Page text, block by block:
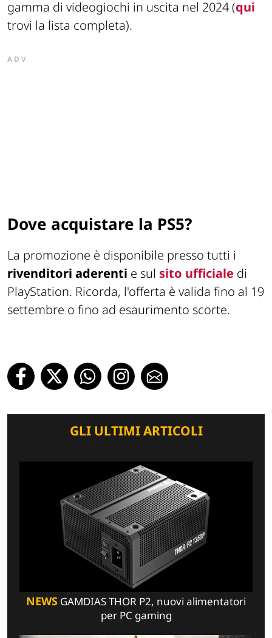
gamma di videogiochi in uscita nel 2024 (qui
trovi la lista completa).
ADV
Dove acquistare la PS5?
La promozione è disponibile presso tutti i
rivenditori aderenti e sul sito ufficiale di
PlayStation. Ricorda, l'offerta è valida fino al 19
settembre o fino ad esaurimento scorte.
GLI ULTIMI ARTICOLI
NEWS GAMDIAS THOR P2, nuovi alimentatori
per PC gaming